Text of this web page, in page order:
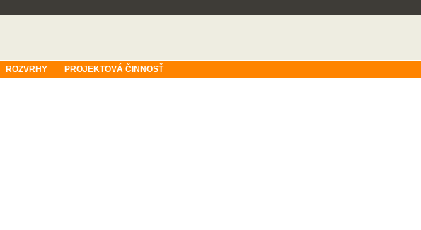
ROZVRHY PROJEKTOVÁ ČINNOSŤ